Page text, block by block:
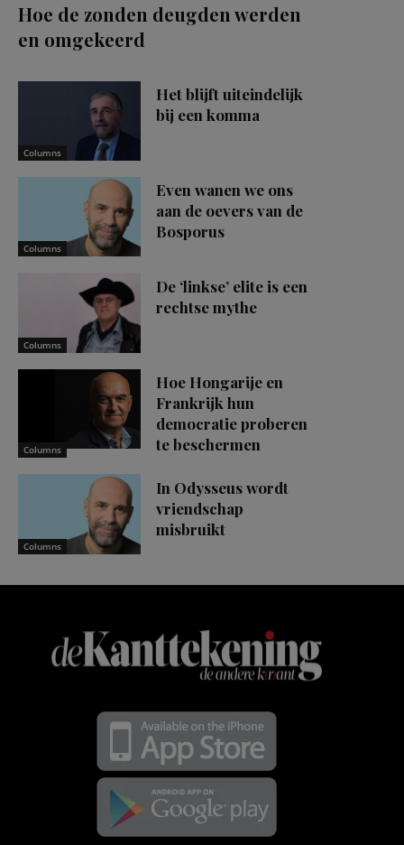
Hoe de zonden deugden werden
en omgekeerd
Columns
Het blijft uiteindelijk
bij een komma
Columns
Even wanen we ons
aan de oevers van de
Bosporus
Columns
De ‘linkse’ elite is een
rechtse mythe
Columns
Hoe Hongarije en
Frankrijk hun
democratie proberen
te beschermen
Columns
In Odysseus wordt
vriendschap
misbruikt